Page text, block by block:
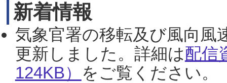
新着情報
気象官署の移転及び風向風
更新しました。詳細は配信
124KB） をご覧ください。